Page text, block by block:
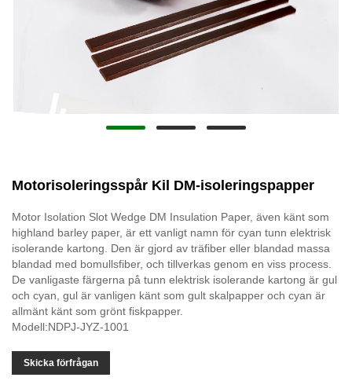
Motorisoleringsspår Kil DM-isoleringspapper
Motor Isolation Slot Wedge DM Insulation Paper, även känt som
highland barley paper, är ett vanligt namn för cyan tunn elektrisk
isolerande kartong. Den är gjord av träfiber eller blandad massa
blandad med bomullsfiber, och tillverkas genom en viss process.
De vanligaste färgerna på tunn elektrisk isolerande kartong är gul
och cyan, gul är vanligen känt som gult skalpapper och cyan är
allmänt känt som grönt fiskpapper.
Modell:NDPJ-JYZ-1001
Skicka förfrågan